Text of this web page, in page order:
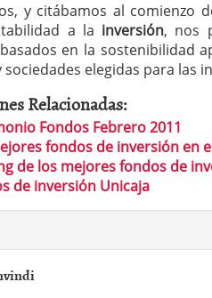
y citábamos al comienzo
a la inversión, nos
en la sostenibilidad
sociedades elegidas para las
Relacionadas:
Fondos Febrero 2011
fondos de inversión en
de los mejores fondos de
de inversión Unicaja